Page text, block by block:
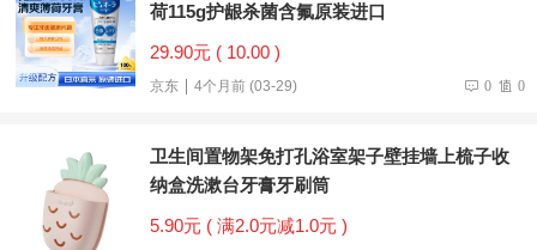
荷115g护龈杀菌含氟原装进口
29.90元 ( 10.00 )
京东 4个月前 (03-29) 0 0
卫生间置物架免打孔浴室架子壁挂墙上梳子收
纳盒洗漱台牙膏牙刷筒
5.90元 ( 满2.0元减1.0元 )